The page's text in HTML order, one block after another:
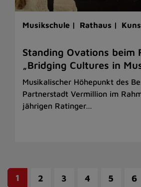
Musikschule | Rathaus |
Standing Ovations beim
„Bridging Cultures in
Musikalischer Höhepunkt des
Partnerstadt Vermillion im
jährigen Ratinger…
1 2 3 4 5 6